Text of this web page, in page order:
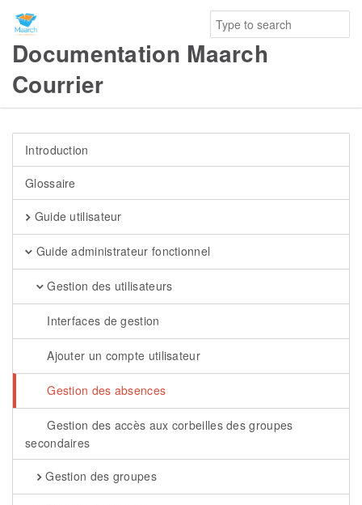
Documentation Maarch
Courrier
Introduction
Glossaire
Guide utilisateur
Guide administrateur fonctionnel
Gestion des utilisateurs
Interfaces de gestion
Ajouter un compte utilisateur
Gestion des absences
Gestion des accès aux corbeilles des groupes
secondaires
Gestion des groupes